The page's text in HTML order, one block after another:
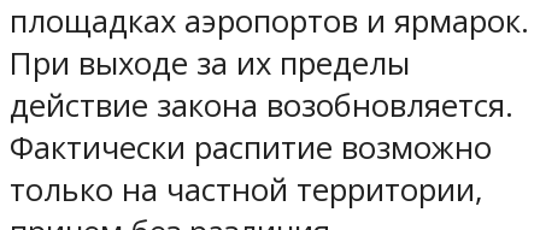
площадках аэропортов и ярмарок.
При выходе за их пределы
действие закона возобновляется.
Фактически распитие возможно
только на частной территории,